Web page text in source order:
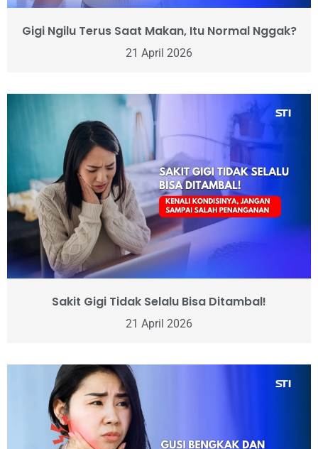
Gigi Ngilu Terus Saat Makan, Itu Normal Nggak?
21 April 2026
Sakit Gigi Tidak Selalu Bisa Ditambal!
21 April 2026